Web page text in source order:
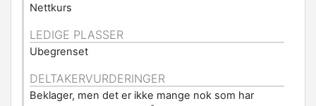
Nettkurs
LEDIGE PLASSER
Ubegrenset
DELTAKERVURDERINGER
Beklager, men det er ikke mange nok som har